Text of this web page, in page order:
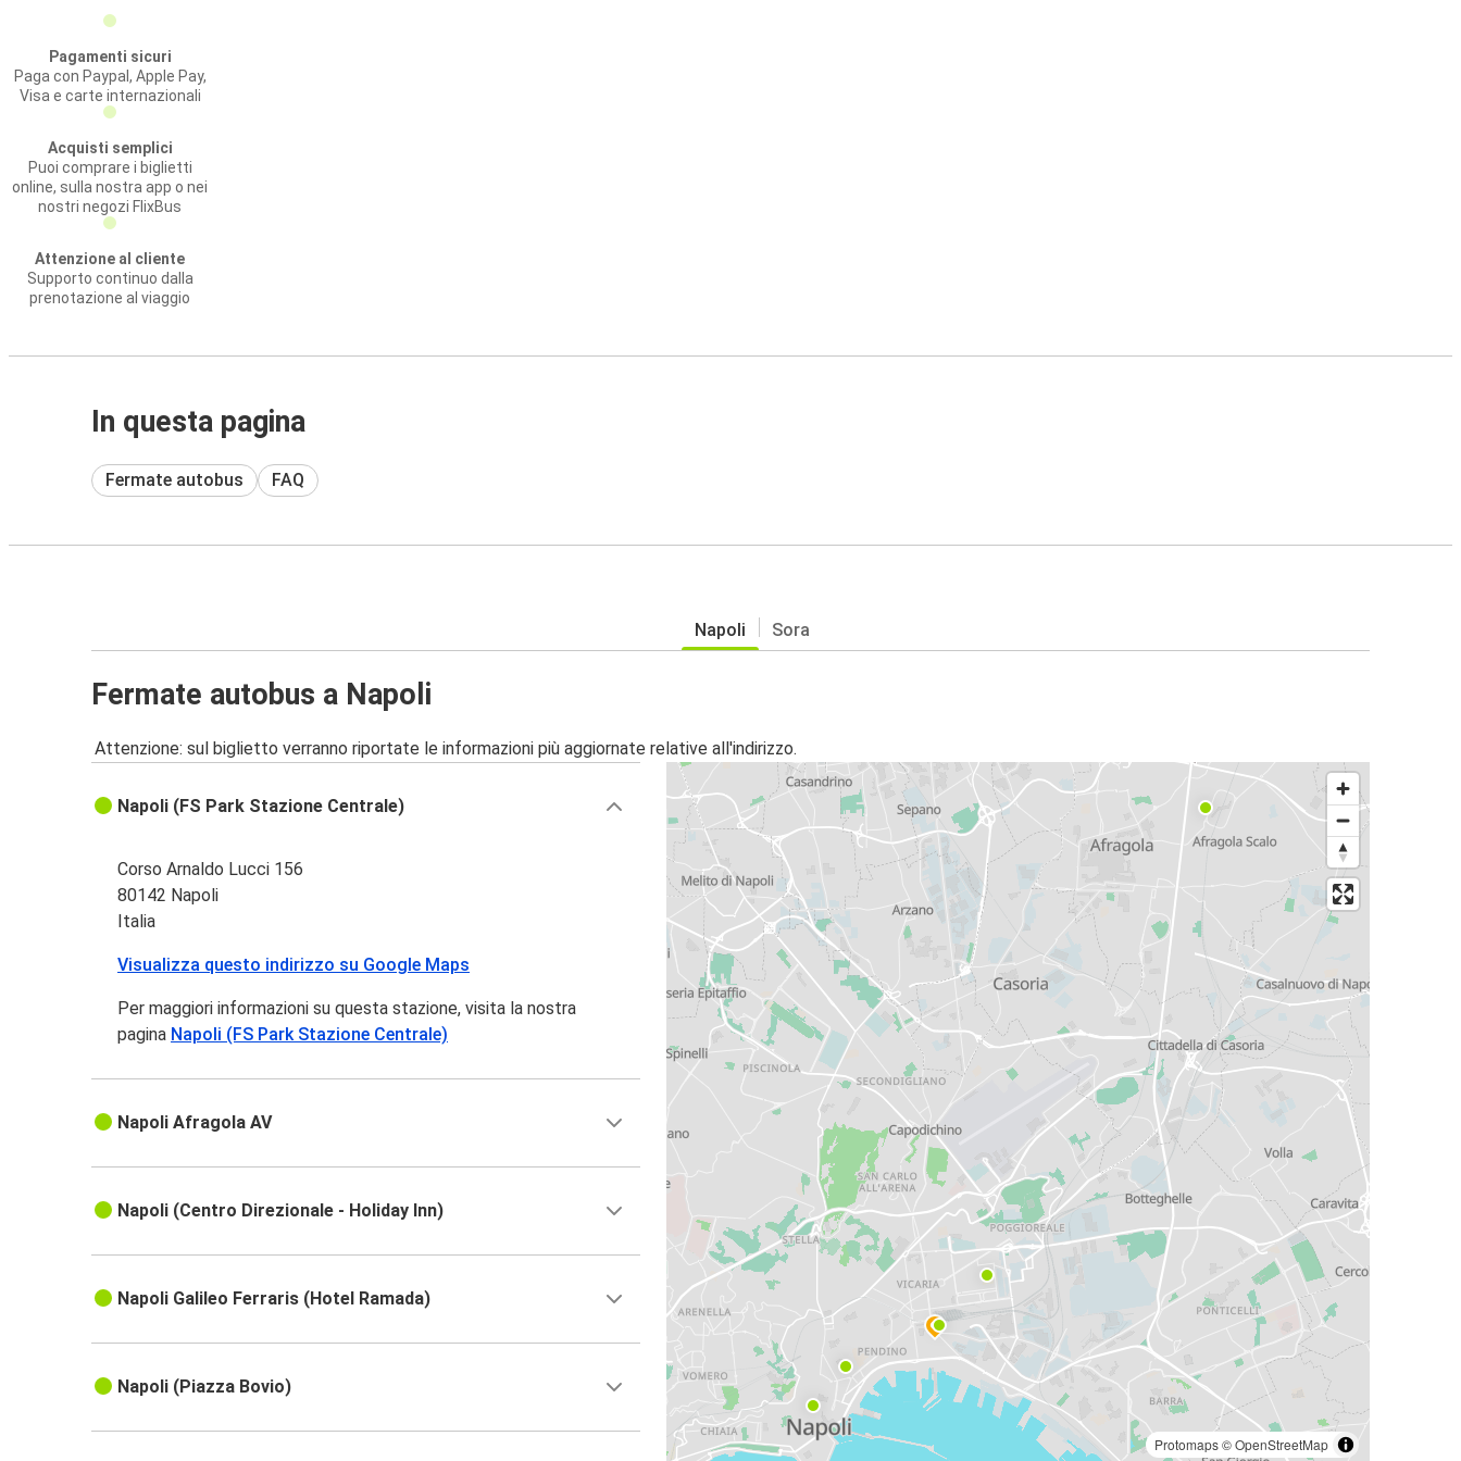
Pagamenti sicuri
Paga con Paypal, Apple Pay,
Visa e carte internazionali
Acquisti semplici
Puoi comprare i biglietti
online, sulla nostra app o nei
nostri negozi FlixBus
Attenzione al cliente
Supporto continuo dalla
prenotazione al viaggio
In questa pagina
Fermate autobus FAQ
Napoli Sora
Fermate autobus a Napoli
Attenzione: sul biglietto verranno riportate le informazioni più aggiornate relative all'indirizzo.
Protomaps©OpenStreetMap
Napoli (FS Park Stazione Centrale)
Corso Arnaldo Lucci 156
80142 Napoli
Italia
Visualizza questo indirizzo su Google Maps
Per maggiori informazioni su questa stazione, visita la nostra
pagina Napoli (FS Park Stazione Centrale)
Napoli Afragola AV
Napoli (Centro Direzionale - Holiday Inn)
Napoli Galileo Ferraris (Hotel Ramada)
Napoli (Piazza Bovio)